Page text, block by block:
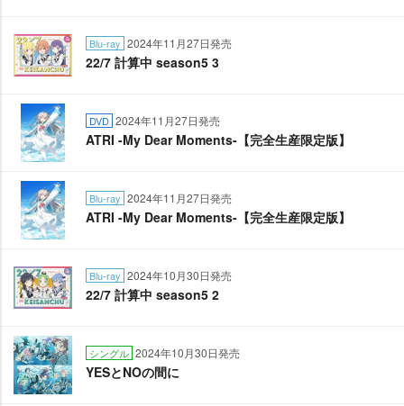
Blu-ray 2024年11月27日発売
22/7 計算中 season5 3
DVD 2024年11月27日発売
ATRI -My Dear Moments-【完全生産限定版】
Blu-ray 2024年11月27日発売
ATRI -My Dear Moments-【完全生産限定版】
Blu-ray 2024年10月30日発売
22/7 計算中 season5 2
シングル 2024年10月30日発売
YESとNOの間に